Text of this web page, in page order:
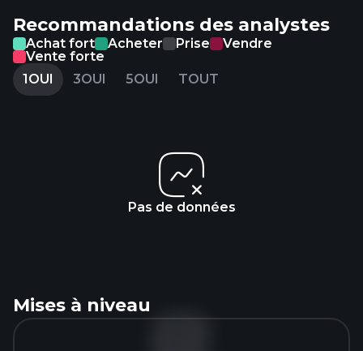
Recommandations des analystes
Achat fort Acheter Prise
Vendre
Vente forte
1OUI
3OUI 5OUI TOUT
Pas de données
Mises à niveau